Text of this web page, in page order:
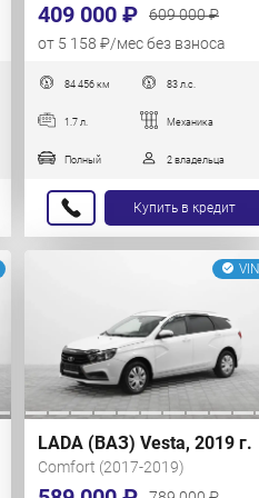
409 000 ₽
609 000 ₽
от 5 158 ₽/мес без взноса
84 456 км 83 л.с.
1.7 л. Механика
Полный 2 владельца
Купить в кредит
VIN
LADA (ВАЗ) Vesta, 2019 г.
Comfort (2017-2019)